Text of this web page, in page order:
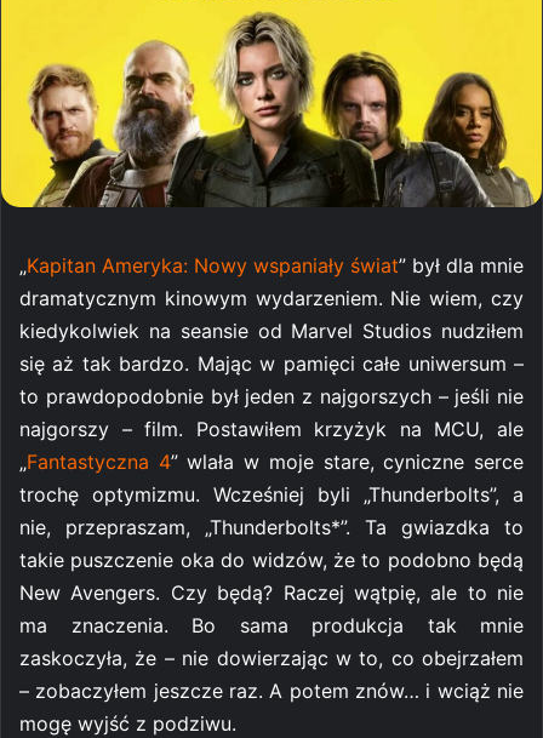
„Kapitan Ameryka: Nowy wspaniały świat” był dla mnie
dramatycznym kinowym wydarzeniem. Nie wiem, czy
kiedykolwiek na seansie od Marvel Studios nudziłem
się aż tak bardzo. Mając w pamięci całe uniwersum –
to prawdopodobnie był jeden z najgorszych – jeśli nie
najgorszy – film. Postawiłem krzyżyk na MCU, ale
„Fantastyczna 4” wlała w moje stare, cyniczne serce
trochę optymizmu. Wcześniej byli „Thunderbolts”, a
nie, przepraszam, „Thunderbolts*”. Ta gwiazdka to
takie puszczenie oka do widzów, że to podobno będą
New Avengers. Czy będą? Raczej wątpię, ale to nie
ma znaczenia. Bo sama produkcja tak mnie
zaskoczyła, że – nie dowierzając w to, co obejrzałem
– zobaczyłem jeszcze raz. A potem znów… i wciąż nie
mogę wyjść z podziwu.